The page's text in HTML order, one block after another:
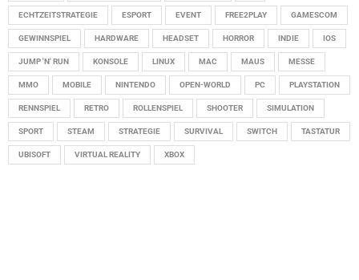
ECHTZEITSTRATEGIE ESPORT EVENT FREE2PLAY GAMESCOM
GEWINNSPIEL HARDWARE HEADSET HORROR INDIE IOS
JUMP 'N' RUN KONSOLE LINUX MAC MAUS MESSE
MMO MOBILE NINTENDO OPEN-WORLD PC PLAYSTATION
RENNSPIEL RETRO ROLLENSPIEL SHOOTER SIMULATION
SPORT STEAM STRATEGIE SURVIVAL SWITCH TASTATUR
UBISOFT VIRTUAL REALITY XBOX